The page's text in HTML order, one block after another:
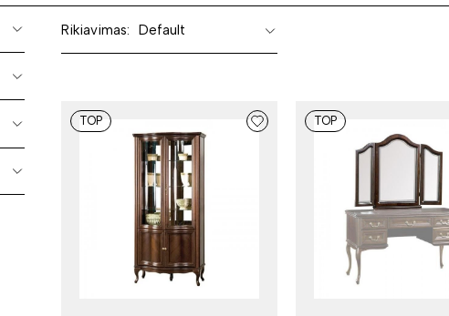
Rikiavimas: Default
TOP TOP